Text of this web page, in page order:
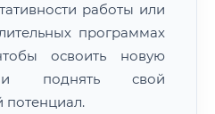
работы или
программах
освоить новую
и поднять свой
потенциал.